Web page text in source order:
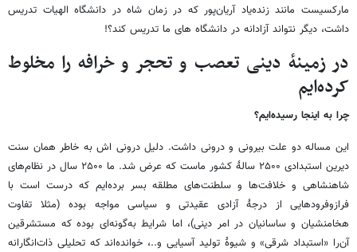
مارکسیست مانند زنده‌یاد آریان‌پور که در زمان شاه در دانشگاه الهیات تدریس
داشت، دیگر نتواند آزادانه در دانشگاه های ما تدریس کند؟!
در زمینهٔ دینی تعصب و تحجر و خرافه را مخلوط
کرده‌ایم
چرا به اینجا رسیده‌ایم؟
این مساله دو علت بیرونی و درونی داشت. دلیل درونی اش به خاطر همان سنت
دیرین استبدادی ۲۵۰۰ سالهٔ کشور ماست که عرض شد. ما ۲۵۰۰ سال در نظام‌های
شاهنشاهی و خلافت‌ها و سلطنت‌های مطلقه بسر برده‌ایم که درست است با
فرازوفرودهایی از درجهٔ آزادی عقیدتی و سیاسی مواجه بوده (مثلا تفاوت
هخامنشیان و ساسانیان در امر دینی)، اما شرایط به‌گونه‌ای بوده که مستشرقین
آن‌را «استبداد شرقی» و شیوهٔ تولید آسیایی و..، خوانده‌اند که تحلیلی ذات‌انگارانه